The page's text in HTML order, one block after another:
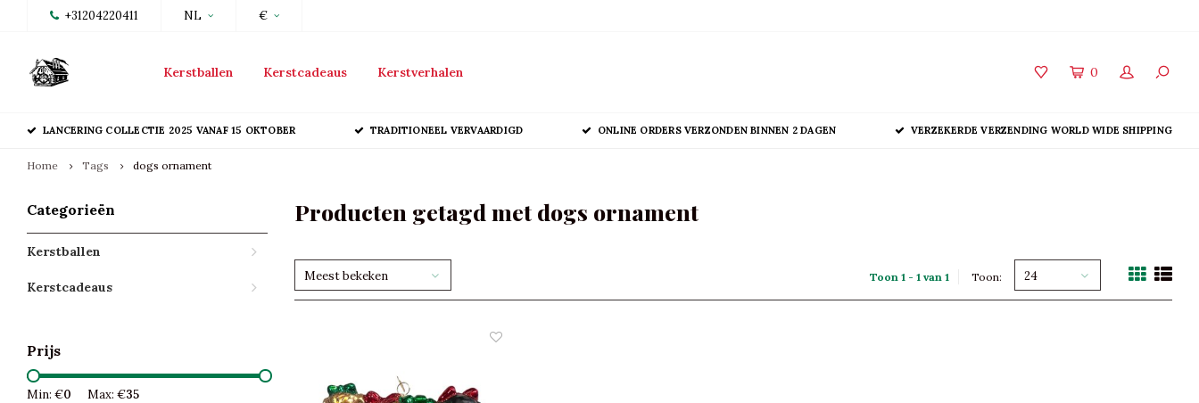
+31204220411 NL €
Kerstballen Kerstcadeaus Kerstverhalen 0
LANCERING COLLECTIE 2025 VANAF 15 OKTOBER TRADITIONEEL VERVAARDIGD ONLINE ORDERS VERZONDEN BINNEN 2 DAGEN VERZEKERDE VERZENDING WORLD WIDE SHIPPING
Home Tags dogs ornament
Categorieën
Kerstballen
Kerstcadeaus
Prijs
Min: €0 Max: €35
Producten getagd met dogs ornament
Meest bekeken Toon 1 - 1 van 1 Toon: 24